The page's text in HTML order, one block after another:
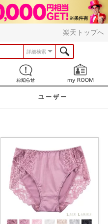
楽天トップへ
詳細検索
見つける お知らせ
ユーザー